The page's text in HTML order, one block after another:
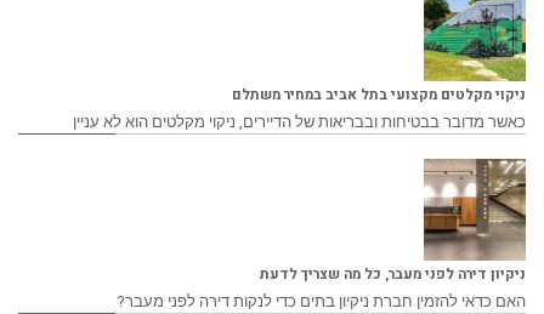
ניקוי מקלטים מקצועי בתל אביב במחיר משתלם
כאשר מדובר בבטיחות ובבריאות של הדיירים, ניקוי מקלטים הוא לא עניין
ניקיון דירה לפני מעבר, כל מה שצריך לדעת
האם כדאי להזמין חברת ניקיון בתים כדי לנקות דירה לפני מעבר?